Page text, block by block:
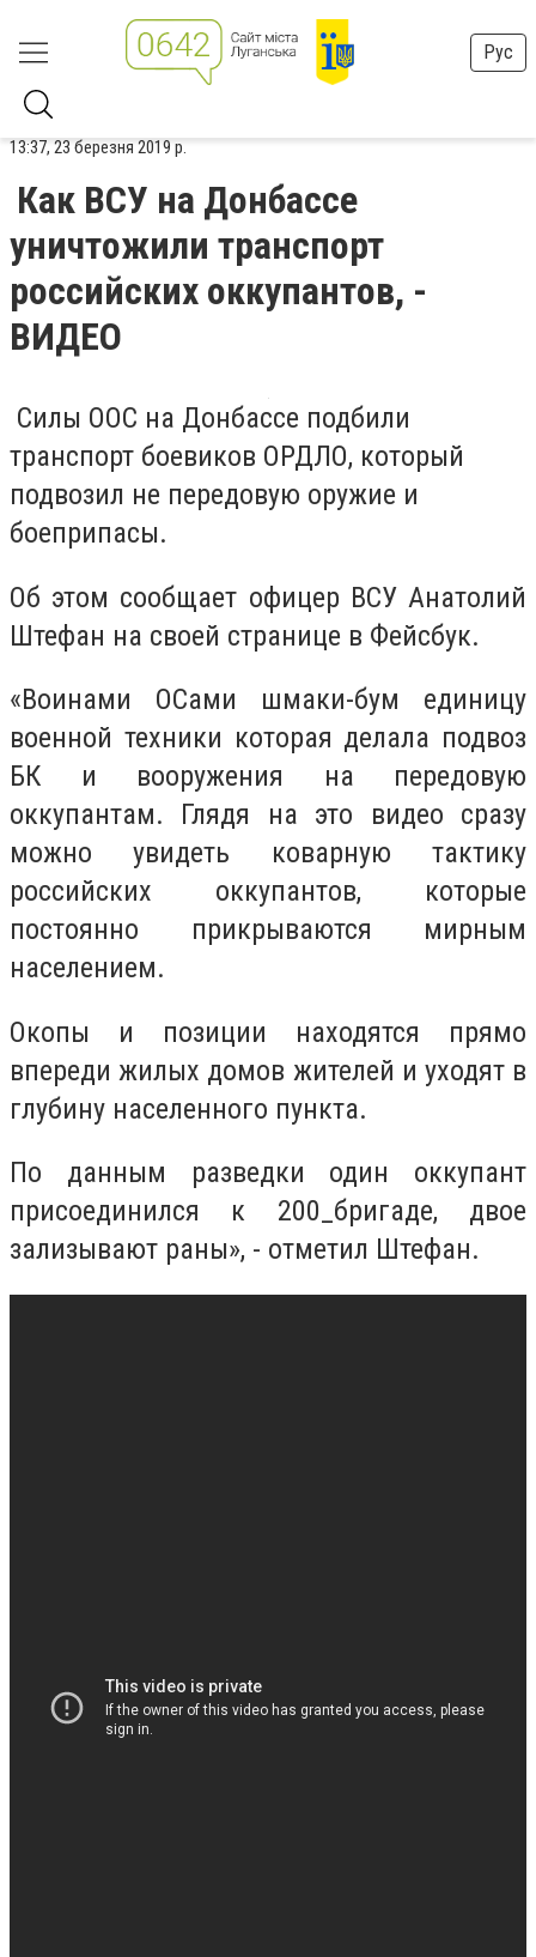
Рус
13:37, 23 березня 2019 р.
Как ВСУ на Донбассе
уничтожили транспорт
российских оккупантов, -
ВИДЕО
Силы ООС на Донбассе подбили
транспорт боевиков ОРДЛО, который
подвозил не передовую оружие и
боеприпасы.
Об этом сообщает офицер ВСУ Анатолий
Штефан на своей странице в Фейсбук.
«Воинами ОСами шмаки-бум единицу
военной техники которая делала подвоз
БК и вооружения на передовую
оккупантам. Глядя на это видео сразу
можно увидеть коварную тактику
российских оккупантов, которые
постоянно прикрываются мирным
населением.
Окопы и позиции находятся прямо
впереди жилых домов жителей и уходят в
глубину населенного пункта.
По данным разведки один оккупант
присоединился к 200_бригаде, двое
зализывают раны», - отметил Штефан.